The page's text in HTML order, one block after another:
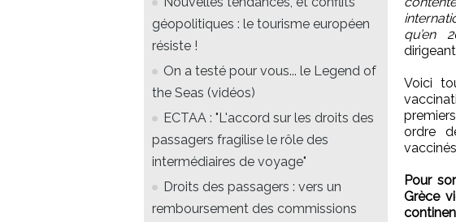
géopolitiques : le tourisme européen
résiste !
On a testé pour vous... le Legend of
the Seas (vidéos)
ECTAA : "L'accord sur les droits des
passagers fragilise le rôle des
intermédiaires de voyage"
Droits des passagers : vers un
remboursement des commissions
qu’en
Voici
ordre
Pour
Grèce